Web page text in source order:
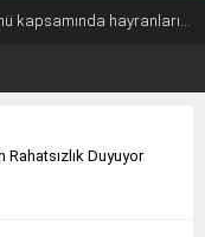
Tuğba Ünal, Dünya Sarılma Günü kapsamında hayranlarıyla buluştu
Rahatsızlık Duyuyor